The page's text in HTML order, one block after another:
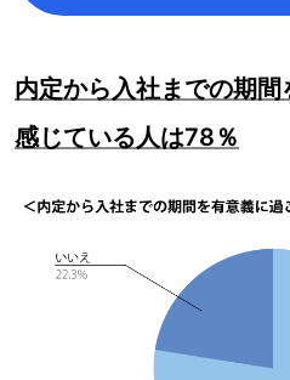
内定から入社までの期
感じている人は78％